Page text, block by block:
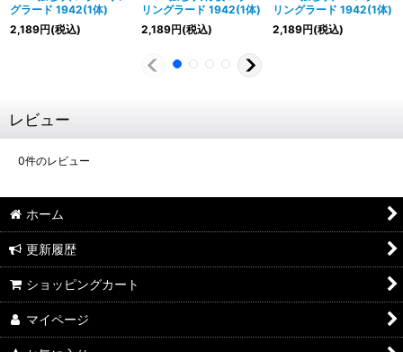
グラード 1942(1体)
2,189円(税込)
リングラード 1942(1体)
2,189円(税込)
リングラード 1942(1体)
2,189円(税込)
レビュー
0件のレビュー
ホーム
更新履歴
ショッピングカート
マイページ